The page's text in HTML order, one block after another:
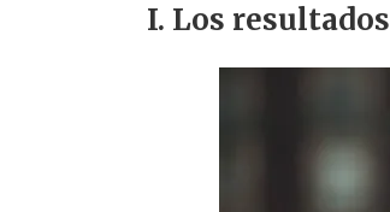
I. Los resultados